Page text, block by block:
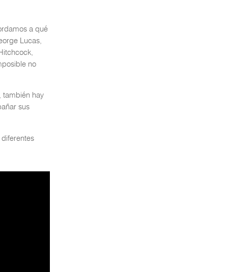
a qué
Lucas,
no
también hay
sus